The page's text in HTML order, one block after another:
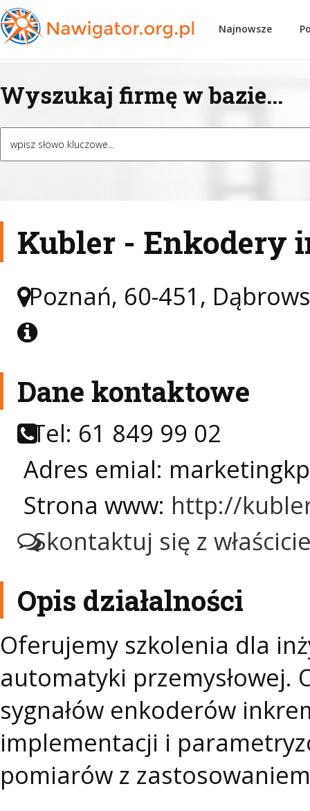
Najnowsze
Wyszukaj firmę w bazie...
Kubler - Enkodery
Poznań, 60-451,
Dane kontaktowe
Tel: 61 849 99 02
Adres emial:
Strona www: http://
Skontaktuj się z
Opis działalności
Oferujemy szkolenia dla
automatyki przemysłowej.
sygnałów enkoderów
implementacji i
pomiarów z